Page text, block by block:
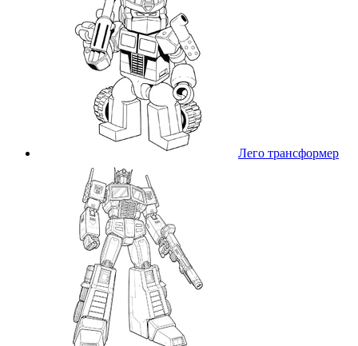
Лего трансформер